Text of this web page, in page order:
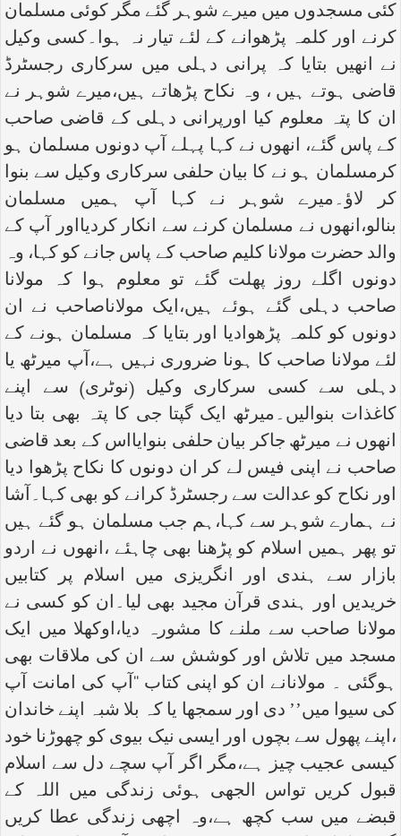
کئی مسجدوں میں میرے شوہر گئے مگر کوئی مسلمان
کرنے اور کلمہ پڑھوانے کے لئے تیار نہ ہوا۔کسی وکیل
نے انھیں بتایا کہ پرانی دہلی میں سرکاری رجسٹرڈ
قاضی ہوتے ہیں ، وہ نکاح پڑھاتے ہیں،میرے شوہر نے
ان کا پتہ معلوم کیا اورپرانی دہلی کے قاضی صاحب
کے پاس گئے، انھوں نے کہا پہلے آپ دونوں مسلمان ہو
کرمسلمان ہو نے کا بیان حلفی سرکاری وکیل سے بنوا
کر لاؤ۔میرے شوہر نے کہا آپ ہمیں مسلمان
بنالو،انھوں نے مسلمان کرنے سے انکار کردیااور آپ کے
والد حضرت مولانا کلیم صاحب کے پاس جانے کو کہا، وہ
دونوں اگلے روز پھلت گئے تو معلوم ہوا کہ مولانا
صاحب دہلی گئے ہوئے ہیں،ایک مولاناصاحب نے ان
دونوں کو کلمہ پڑھوادیا اور بتایا کہ مسلمان ہونے کے
لئے مولانا صاحب کا ہونا ضروری نہیں ہے،آپ میرٹھ یا
دہلی سے کسی سرکاری وکیل (نوٹری) سے اپنے
کاغذات بنوالیں۔میرٹھ ایک گپتا جی کا پتہ بھی بتا دیا
انھوں نے میرٹھ جاکر بیان حلفی بنوایااس کے بعد قاضی
صاحب نے اپنی فیس لے کر ان دونوں کا نکاح پڑھوا دیا
اور نکاح کو عدالت سے رجسٹرڈ کرانے کو بھی کہا۔آشا
نے ہمارے شوہر سے کہا،ہم جب مسلمان ہو گئے ہیں
تو پھر ہمیں اسلام کو پڑھنا بھی چاہئے ،انھوں نے اردو
بازار سے ہندی اور انگریزی میں اسلام پر کتابیں
خریدیں اور ہندی قرآن مجید بھی لیا۔ان کو کسی نے
مولانا صاحب سے ملنے کا مشورہ دیا،اوکھلا میں ایک
مسجد میں تلاش اور کوشش سے ان کی ملاقات بھی
ہوگئی ۔ مولانانے ان کو اپنی کتاب ‘‘آپ کی امانت آپ
کی سیوا میں’’ دی اور سمجھا یا کہ بلا شبہ اپنے خاندان
،اپنے پھول سے بچوں اور ایسی نیک بیوی کو چھوڑنا خود
کیسی عجیب چیز ہے،مگر اگر آپ سچے دل سے اسلام
قبول کریں تواس الجھی ہوئی زندگی میں اللہ کے
قبضے میں سب کچھ ہے،وہ اچھی زندگی عطا کریں